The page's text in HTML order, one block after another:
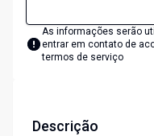
As informações serão
entrar em contato de
termos de serviço
Descrição